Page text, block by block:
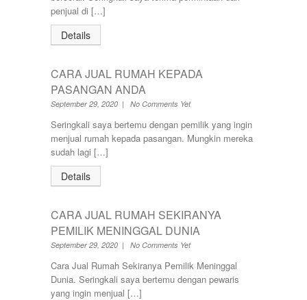
penjual di […]
Details
CARA JUAL RUMAH KEPADA
PASANGAN ANDA
September 29, 2020 | No Comments Yet
Seringkali saya bertemu dengan pemilik yang ingin
menjual rumah kepada pasangan. Mungkin mereka
sudah lagi […]
Details
CARA JUAL RUMAH SEKIRANYA
PEMILIK MENINGGAL DUNIA
September 29, 2020 | No Comments Yet
Cara Jual Rumah Sekiranya Pemilik Meninggal
Dunia. Seringkali saya bertemu dengan pewaris
yang ingin menjual […]